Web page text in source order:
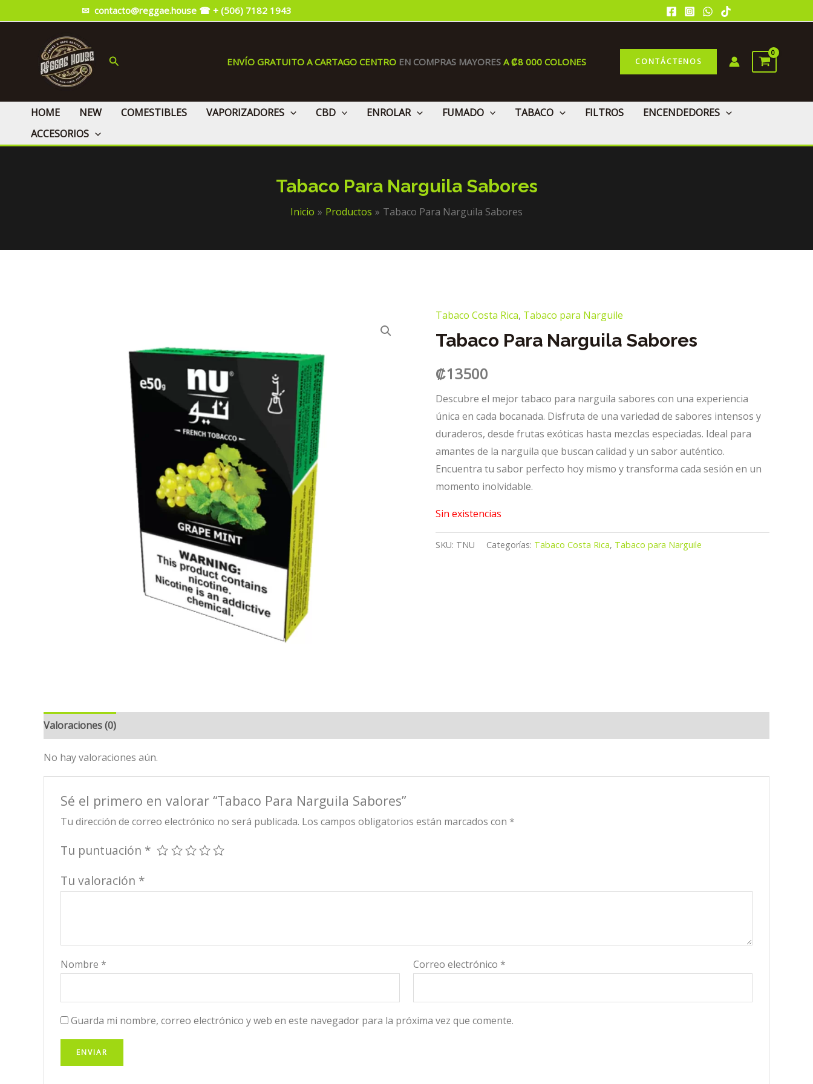
al
✉ contacto@reggae.house ☎ + (506) 7182 1943
Buscar ENVÍO GRATUITO A CARTAGO CENTRO EN COMPRAS MAYORES A ₡8 000 COLONES CONTÁCTENOS
HOME NEW COMESTIBLES VAPORIZADORES CBD ENROLAR FUMADO TABACO FILTROS
ENCENDEDORES
ACCESORIOS
Tabaco Para Narguila Sabores
Inicio Productos Tabaco Para Narguila Sabores
Tabaco Costa Rica, Tabaco para Narguile
Tabaco Para Narguila Sabores
₡13500
Descubre el mejor tabaco para narguila sabores con una experiencia
única en cada bocanada. Disfruta de una variedad de sabores intensos y
duraderos, desde frutas exóticas hasta mezclas especiadas. Ideal para
amantes de la narguila que buscan calidad y un sabor auténtico.
Encuentra tu sabor perfecto hoy mismo y transforma cada sesión en un
momento inolvidable.
Sin existencias
SKU: TNU Categorías: Tabaco Costa Rica, Tabaco para Narguile
Valoraciones (0)
No hay valoraciones aún.
Sé el primero en valorar “Tabaco Para Narguila Sabores”
Tu dirección de correo electrónico no será publicada. Los campos obligatorios están marcados con *
Tu puntuación *
Tu valoración *
Nombre * Correo electrónico *
Guarda mi nombre, correo electrónico y web en este navegador para la próxima vez que comente.